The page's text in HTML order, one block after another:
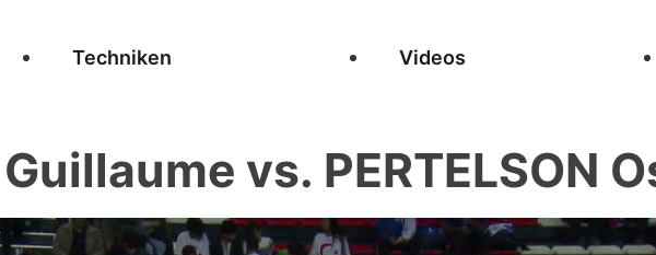
Techniken Videos
vs. PERTELSON